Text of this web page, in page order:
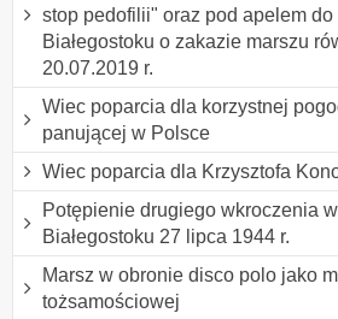
stop pedofilii" oraz pod apelem
Białegostoku o zakazie marszu
20.07.2019 r.
Wiec poparcia dla korzystnej
panującej w Polsce
Wiec poparcia dla Krzysztofa
Potępienie drugiego wkroczenia
Białegostoku 27 lipca 1944 r.
Marsz w obronie disco polo jako
tożsamościowej